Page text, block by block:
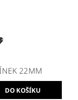
22MM